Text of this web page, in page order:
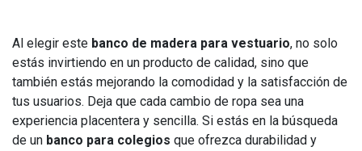
Al elegir este banco de madera para vestuario, no solo
estás invirtiendo en un producto de calidad, sino que
también estás mejorando la comodidad y la satisfacción de
tus usuarios. Deja que cada cambio de ropa sea una
experiencia placentera y sencilla. Si estás en la búsqueda
de un banco para colegios que ofrezca durabilidad y